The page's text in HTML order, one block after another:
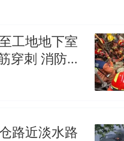
工地地下室
穿刺 消防部
援
路近淡水路